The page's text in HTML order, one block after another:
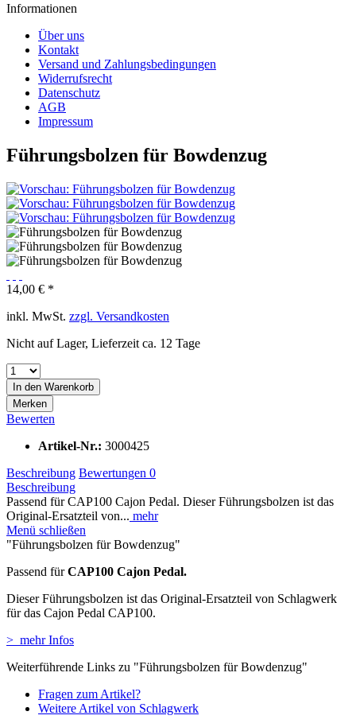
Informationen
Über uns
Kontakt
Versand und Zahlungsbedingungen
Widerrufsrecht
Datenschutz
AGB
Impressum
Führungsbolzen für Bowdenzug
14,00 € *
inkl. MwSt. zzgl. Versandkosten
Nicht auf Lager, Lieferzeit ca. 12 Tage
In den Warenkorb
Merken
Bewerten
Artikel-Nr.: 3000425
Beschreibung Bewertungen 0
Beschreibung
Passend für CAP100 Cajon Pedal. Dieser Führungsbolzen ist das
Original-Ersatzteil von... mehr
Menü schließen
"Führungsbolzen für Bowdenzug"
Passend fürCAP100 Cajon Pedal.
Dieser Führungsbolzen ist das Original-Ersatzteil von Schlagwerk
für das Cajon Pedal CAP100.
> mehr Infos
Weiterführende Links zu "Führungsbolzen für Bowdenzug"
Fragen zum Artikel?
Weitere Artikel von Schlagwerk